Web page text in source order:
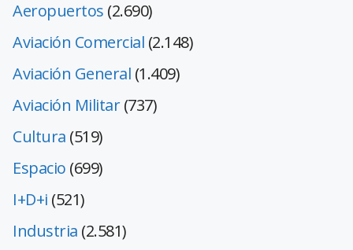
Aeropuertos (2.690)
Aviación Comercial (2.148)
Aviación General (1.409)
Aviación Militar(737)
Cultura (519)
Espacio (699)
I+D+i (521)
Industria (2.581)